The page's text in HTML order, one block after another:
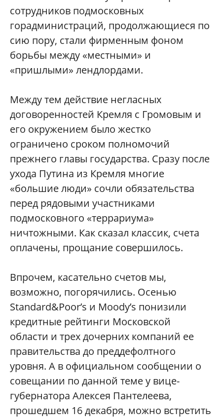
сотрудников подмосковных
горадминистраций, продолжающиеся по
сию пору, стали фирменным фоном
борьбы между «местными» и
«пришлыми» лендлордами.
Между тем действие негласных
договоренностей Кремля с Громовым и
его окружением было жестко
ограничено сроком полномочий
прежнего главы государства. Сразу после
ухода Путина из Кремля многие
«большие люди» сочли обязательства
перед рядовыми участниками
подмосковного «террариума»
ничтожными. Как сказал классик, счета
оплачены, прощание совершилось.
Впрочем, касательно счетов мы,
возможно, погорячились. Осенью
Standard&Poor’s и Moody’s понизили
кредитные рейтинги Московской
области и трех дочерних компаний ее
правительства до преддефолтного
уровня. А в официальном сообщении о
совещании по данной теме у вице-
губернатора Алексея Пантелеева,
прошедшем 16 декабря, можно встретить